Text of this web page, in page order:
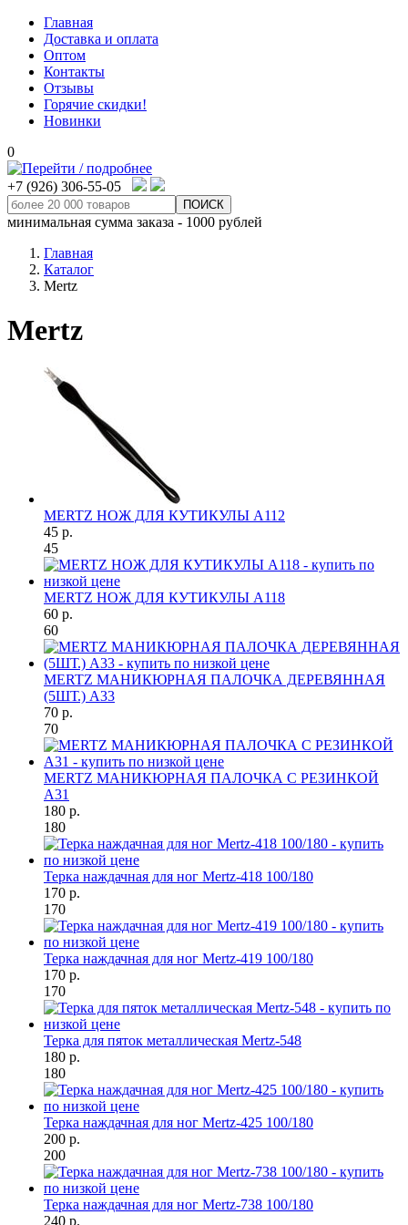
Главная
Доставка и оплата
Оптом
Контакты
Отзывы
Горячие скидки!
Новинки
0
+7 (926) 306-55-05
минимальная сумма заказа - 1000 рублей
Главная
Каталог
Mertz
Mertz
MERTZ НОЖ ДЛЯ КУТИКУЛЫ A112
45 р.
45
MERTZ НОЖ ДЛЯ КУТИКУЛЫ A118
60 р.
60
MERTZ МАНИКЮРНАЯ ПАЛОЧКА ДЕРЕВЯННАЯ
(5ШТ.) A33
70 р.
70
MERTZ МАНИКЮРНАЯ ПАЛОЧКА С РЕЗИНКОЙ
A31
180 р.
180
Терка наждачная для ног Mertz-418 100/180
170 р.
170
Терка наждачная для ног Mertz-419 100/180
170 р.
170
Терка для пяток металлическая Mertz-548
180 р.
180
Терка наждачная для ног Mertz-425 100/180
200 р.
200
Терка наждачная для ног Mertz-738 100/180
240 р.